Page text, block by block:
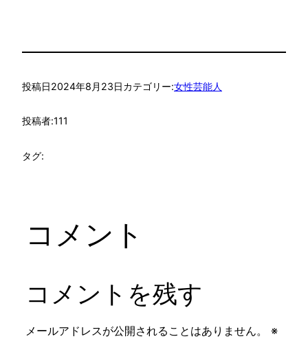
投稿日2024年8月23日カテゴリー:女性芸能人
投稿者:111
タグ:
コメント
コメントを残す
メールアドレスが公開されることはありません。
※